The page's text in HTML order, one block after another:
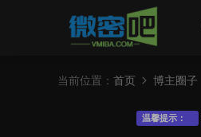
当前位置： 首页 博主圈子
温馨提示：